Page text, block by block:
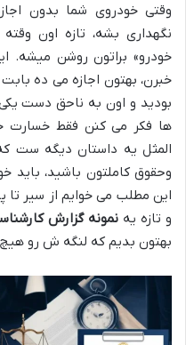
وقتی خودروی شما بدون
نگهداری بشه، تازه اون
خودرو» براتون روشن میشه.
خبرن، بهتون اجازه می ده
بودید و اون به ناحق دست
ها فکر می کنن فقط خسارت
المثل یه داستان دیگه ست
وحقوق کاملتون باشید، باید
این مطلب می خوایم از سیر تا
و تازه یه نمونه گزارش
بهتون بدیم که لنگه ش رو هیچ